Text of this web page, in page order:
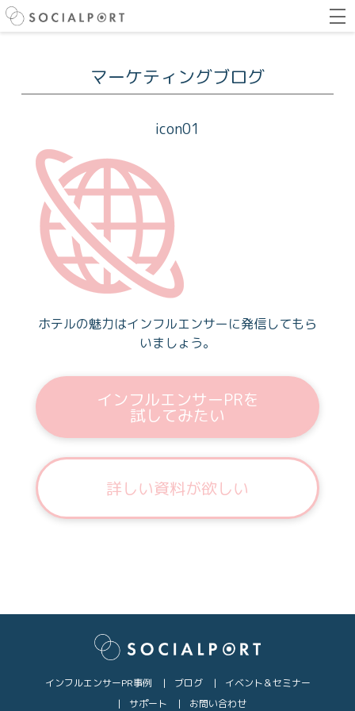
マーケティングブログ
icon01
ホテルの魅力はインフルエンサーに発信してもら
いましょう。
インフルエンサーPRを
試してみたい
詳しい資料が欲しい
インフルエンサーPR事例 ブログ
イベント＆セミナー
サポート
お問い合わせ